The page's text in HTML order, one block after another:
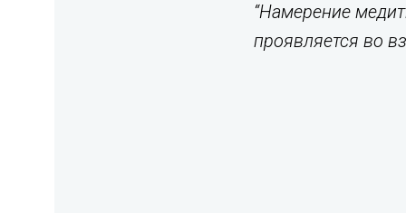
“Намерение
проявляется во